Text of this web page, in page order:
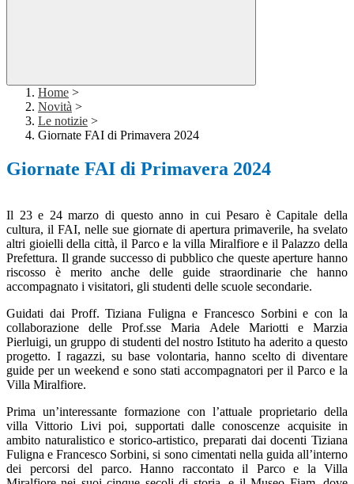
Home >
Novità >
Le notizie >
Giornate FAI di Primavera 2024
Giornate FAI di Primavera 2024
Il 23 e 24 marzo di questo anno in cui Pesaro è Capitale della
cultura, il FAI, nelle sue giornate di apertura primaverile, ha svelato
altri gioielli della città, il Parco e la villa Miralfiore e il Palazzo della
Prefettura. Il grande successo di pubblico che queste aperture hanno
riscosso è merito anche delle guide straordinarie che hanno
accompagnato i visitatori, gli studenti delle scuole secondarie.
Guidati dai Proff. Tiziana Fuligna e Francesco Sorbini e con la
collaborazione delle Prof.sse Maria Adele Mariotti e Marzia
Pierluigi, un gruppo di studenti del nostro Istituto ha aderito a questo
progetto. I ragazzi, su base volontaria, hanno scelto di diventare
guide per un weekend e sono stati accompagnatori per il Parco e la
Villa Miralfiore.
Prima un’interessante formazione con l’attuale proprietario della
villa Vittorio Livi poi, supportati dalle conoscenze acquisite in
ambito naturalistico e storico-artistico, preparati dai docenti Tiziana
Fuligna e Francesco Sorbini, si sono cimentati nella guida all’interno
dei percorsi del parco. Hanno raccontato il Parco e la Villa